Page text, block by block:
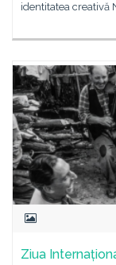
identitatea creativă
Ziua